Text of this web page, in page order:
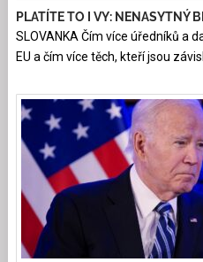
PLATÍTE TO I VY: NENASYTNÝ
SLOVANKA Čím více úředníků a
EU a čím více těch, kteří jsou